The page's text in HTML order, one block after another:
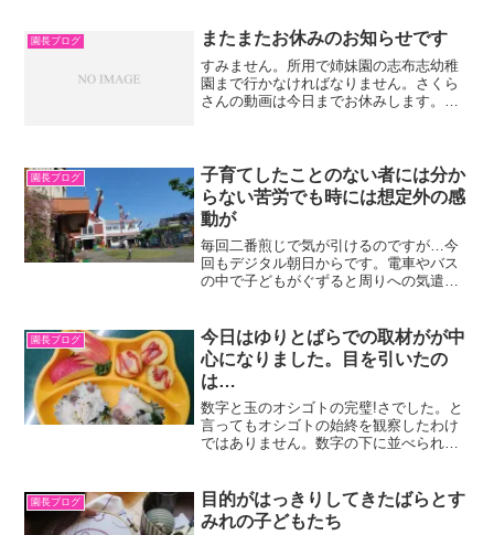
園長ブログ またまたお休みのお知らせです
すみません。所用で姉妹園の志布志幼稚
園まで行かなければなりません。さくら
さんの動画は今日までお休みします。悪
園長ブログ
子育てしたことのない者には分か
らない苦労でも時には想定外の感
動が
毎回二番煎じで気が引けるのですが…今
回もデジタル朝日からです。電車やバス
の中で子どもがぐずると周りへの気遣い
す。そんなある日、じっと見つめるおじ
さんの視線が気になってい...
園長ブログ
今日はゆりとばらでの取材がが中
心になりました。目を引いたの
は…
数字と玉のオシゴトの完璧!さでした。と
言ってもオシゴトの始終を観察したわけ
ではありません。数字の下に並べられた
いることに感動しました。それは、もう
完ぺきと言えるほどの美...
園長ブログ
目的がはっきりしてきたばらとす
みれの子どもたち